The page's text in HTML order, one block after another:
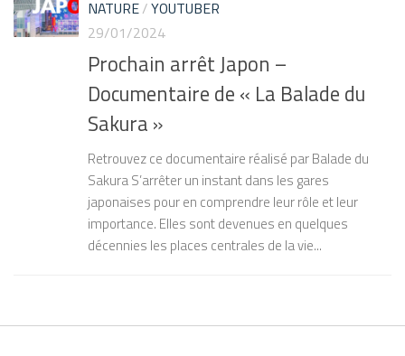
NATURE/YOUTUBER
29/01/2024
Prochain arrêt Japon –
Documentaire de « La Balade du
Sakura »
Retrouvez ce documentaire réalisé par Balade du
Sakura S’arrêter un instant dans les gares
japonaises pour en comprendre leur rôle et leur
importance. Elles sont devenues en quelques
décennies les places centrales de la vie...